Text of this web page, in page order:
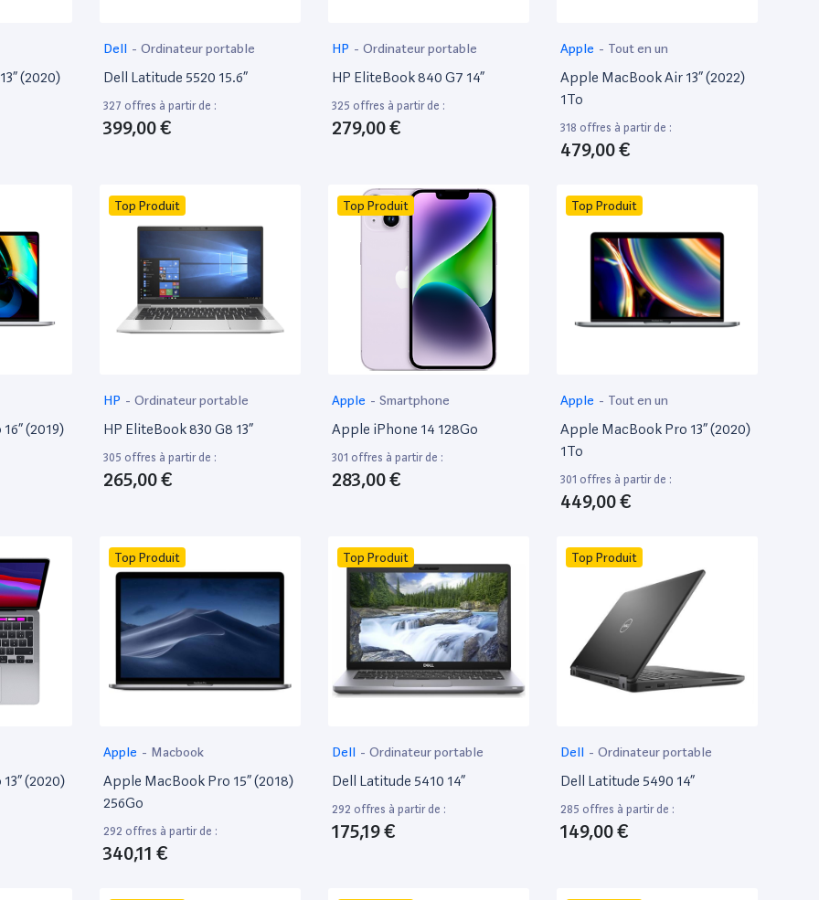
(2020)
Dell - Ordinateur portable
Dell Latitude 5520 15.6”
327 offres à partir de :
399,00 €
HP - Ordinateur portable
HP EliteBook 840 G7 14”
325 offres à partir de :
279,00 €
Apple - Tout en un
Apple MacBook Air 13” (2022)
1To
318 offres à partir de :
479,00 €
(2019)
Top Produit
HP - Ordinateur portable
HP EliteBook 830 G8 13”
305 offres à partir de :
265,00 €
Top Produit
Apple - Smartphone
Apple iPhone 14 128Go
301 offres à partir de :
283,00 €
Top Produit
Apple - Tout en un
Apple MacBook Pro 13” (2020)
1To
301 offres à partir de :
449,00 €
(2020)
Top Produit
Apple - Macbook
Apple MacBook Pro 15” (2018)
256Go
292 offres à partir de :
340,11 €
Top Produit
Dell - Ordinateur portable
Dell Latitude 5410 14”
292 offres à partir de :
175,19 €
Top Produit
Dell - Ordinateur portable
Dell Latitude 5490 14”
285 offres à partir de :
149,00 €